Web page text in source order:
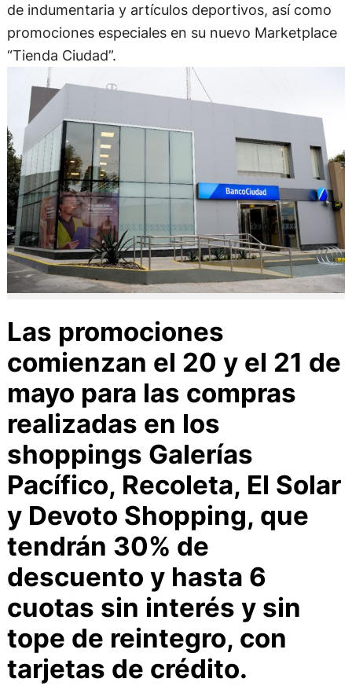
de indumentaria y artículos deportivos, así como
promociones especiales en su nuevo Marketplace
“Tienda Ciudad”.
Las promociones
comienzan el 20 y el 21 de
mayo para las compras
realizadas en los
shoppings Galerías
Pacífico, Recoleta, El Solar
y Devoto Shopping, que
tendrán 30% de
descuento y hasta 6
cuotas sin interés y sin
tope de reintegro, con
tarjetas de crédito.